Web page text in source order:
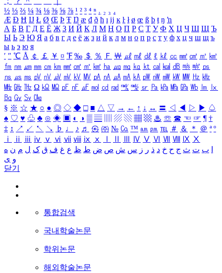
½ ⅓ ⅔ ¼ ¾ ⅛ ⅜ ⅝ ⅞ ¹ ² ³ ⁴ ⁿ ₁ ₂ ₃ ₄
Æ Ð Ħ Ĳ Ł Ø Œ Þ Ŧ Ŋ æ đ ð ħ ı ĳ ĸ ŀ ł ø œ ß þ ŧ ŋ ŉ
А Б В Г Д Е Ё Ж З И Й К Л М Н О П Р С Т У Ф Х Ц Ч Ш Щ Ъ
Ы Ь Э Ю Я а б в г д е ё ж з и й к л м н о п р с т у ф х ц ч ш щ ъ
ы ь э ю я
′ ″ ℃ Å ￠ ￡ ￥ ¤ ℉ ‰ ＄ ％ Ｆ ￦ ㎕ ㎖ ㎗ ℓ ㎘ ㏄ ㎣ ㎤ ㎥ ㎦
㎙ ㎚ ㎛ ㎜ ㎝ ㎞ ㎟ ㎠ ㎡ ㎢ ㏊ ㎍ ㎎ ㎏ ㏏ ㎈ ㎉ ㏈ ㎧ ㎨ ㎰
㎱ ㎲ ㎳ ㎴ ㎵ ㎶ ㎷ ㎸ ㎹ ㎀ ㎁ ㎂ ㎃ ㎄ ㎺ ㎻ ㎽ ㎾ ㎿ ㎐ ㎑
㎒ ㎓ ㎔ Ω ㏀ ㏁ ㎊ ㎋ ㎌ ㏖ ㏅ ㎭ ㎮ ㎯ ㏛ ㎩ ㎪ ㎫ ㎬ ㏝ ㏐
㏓
㏃ ㏉ ㏜ ㏆
§ ※ ☆ ★ ○ ● ◎ ◇ ◆ □ ■ △ ▽ → ← ↑ ↓ ↔ 〓 ◁ ◀ ▷ ▶ ♤
♠ ♡ ♥ ♧ ♣ ⊙ ◈ ▣ ◐ ◑ ▒ ▤ ▨ ▧ ▦ ▩ ♨ ☏ ☎ ☜ ☞ ¶ †
‡ ↕ ↗ ↙ ↖ ↘ ♭ ♩ ♪ ♬ ㉿ ㈜ № ㏇ ™ ㏂ ㏘ ℡ ＃ ＆ ＊ ＠ ª º
ⅰ
ⅱ ⅲ ⅳ ⅴ ⅵ ⅶ ⅷ ⅸ ⅹ Ⅳ Ⅴ Ⅵ Ⅶ Ⅷ Ⅸ Ⅹ
ب ت ث ج ح خ د ذ ر ز س ش ص ض ط ظ ع غ ف ق ک ل م ن ه
و ی
닫기
통합검색
국내학술논문
학위논문
해외학술논문